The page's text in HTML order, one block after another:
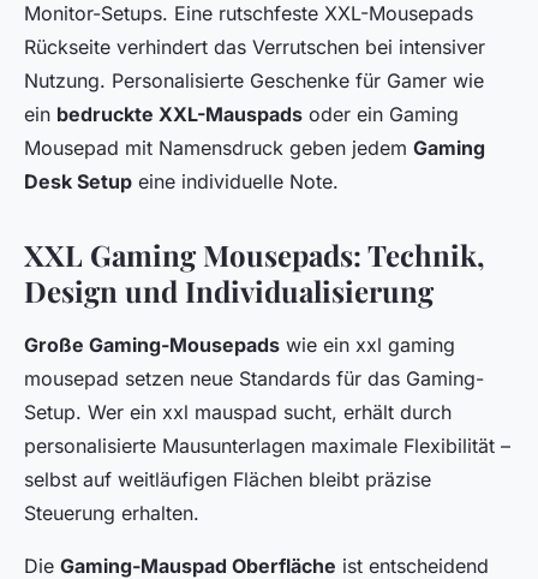
Monitor-Setups. Eine rutschfeste XXL-Mousepads
Rückseite verhindert das Verrutschen bei intensiver
Nutzung. Personalisierte Geschenke für Gamer wie
ein bedruckte XXL-Mauspads oder ein Gaming
Mousepad mit Namensdruck geben jedem Gaming
Desk Setup eine individuelle Note.
XXL Gaming Mousepads: Technik,
Design und Individualisierung
Große Gaming-Mousepads wie ein xxl gaming
mousepad setzen neue Standards für das Gaming-
Setup. Wer ein xxl mauspad sucht, erhält durch
personalisierte Mausunterlagen maximale Flexibilität –
selbst auf weitläufigen Flächen bleibt präzise
Steuerung erhalten.
Die Gaming-Mauspad Oberfläche ist entscheidend